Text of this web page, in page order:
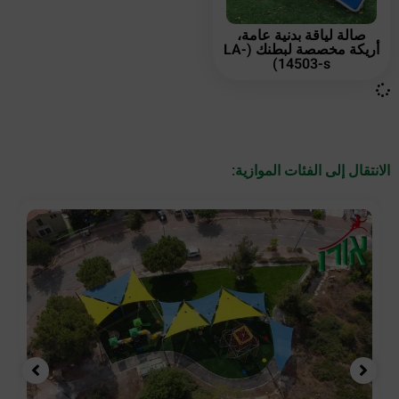
صالة لياقة بدنية عامة،
أريكة مخصصة لبطنك (LA-
14503-s)
الانتقال إلى الفئات الموازية: